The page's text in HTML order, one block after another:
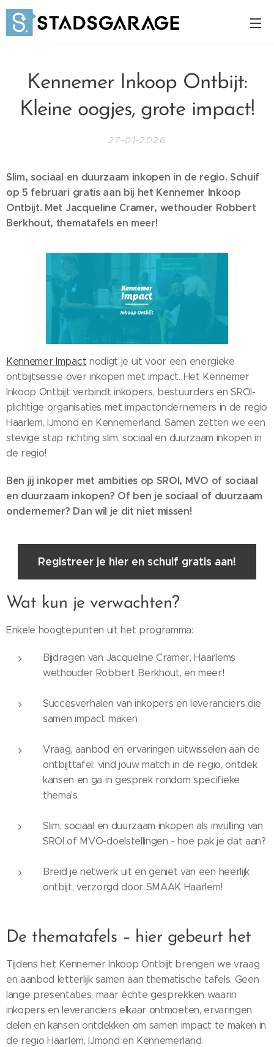
Kennemer Inkoop Ontbijt:
Kleine oogjes, grote impact!
27-01-2026
Slim, sociaal en duurzaam inkopen in de regio. Schuif
op 5 februari gratis aan bij het Kennemer Inkoop
Ontbijt. Met Jacqueline Cramer, wethouder Robbert
Berkhout, thematafels en meer!
Kennemer Impact nodigt je uit voor een energieke
ontbijtsessie over inkopen met impact. Het Kennemer
Inkoop Ontbijt verbindt inkopers, bestuurders en SROI-
plichtige organisaties met impactondernemers in de regio
Haarlem, IJmond en Kennemerland. Samen zetten we een
stevige stap richting slim, sociaal en duurzaam inkopen in
de regio!
Ben jij inkoper met ambities op SROI, MVO of sociaal
en duurzaam inkopen? Of ben je sociaal of duurzaam
ondernemer? Dan wil je dit niet missen!
Registreer je hier en schuif gratis aan!
Wat kun je verwachten?
Enkele hoogtepunten uit het programma:
Bijdragen van Jacqueline Cramer, Haarlems
wethouder Robbert Berkhout, en meer!
Succesverhalen van inkopers en leveranciers die
samen impact maken
Vraag, aanbod en ervaringen uitwisselen aan de
ontbijttafel: vind jouw match in de regio, ontdek
kansen en ga in gesprek rondom specifieke
thema's
Slim, sociaal en duurzaam inkopen als invulling van
SROI of MVO-doelstellingen - hoe pak je dat aan?
Breid je netwerk uit en geniet van een heerlijk
ontbijt, verzorgd door SMAAK Haarlem!
De thematafels – hier gebeurt het
Tijdens het Kennemer Inkoop Ontbijt brengen we vraag
en aanbod letterlijk samen aan thematische tafels. Geen
lange presentaties, maar échte gesprekken waarin
inkopers en leveranciers elkaar ontmoeten, ervaringen
delen en kansen ontdekken om samen impact te maken in
de regio Haarlem, IJmond en Kennemerland.